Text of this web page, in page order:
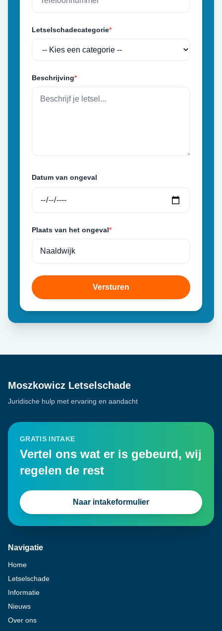
Letselschadecategorie*
Beschrijving*
Datum van ongeval
Plaats van het ongeval*
Versturen
Moszkowicz Letselschade
Juridische hulp met ervaring en aandacht
GRATIS INTAKE
Vertel ons wat er is gebeurd, wij
regelen de rest
Naar intakeformulier
Navigatie
Home
Letselschade
Informatie
Nieuws
Over ons